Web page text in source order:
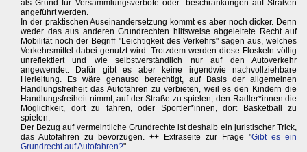
als Grund für Versammlungsverbote oder -beschränkungen auf Straßen
angeführt werden.
In der praktischen Auseinandersetzung kommt es aber noch dicker. Denn
weder das aus anderen Grundrechten hilfsweise abgeleitete Recht auf
Mobilität noch der Begriff "Leichtigkeit des Verkehrs" sagen aus, welches
Verkehrsmittel dabei genutzt wird. Trotzdem werden diese Floskeln völlig
unreflektiert und wie selbstverständlich nur auf den Autoverkehr
angewendet. Dafür gibt es aber keine irgendwie nachvollziehbare
Herleitung. Es wäre genauso berechtigt, auf Basis der allgemeinen
Handlungsfreiheit das Autofahren zu verbieten, weil es den Kindern die
Handlungsfreiheit nimmt, auf der Straße zu spielen, den Radler*innen die
Möglichkeit, dort zu fahren, oder Sportler*innen, dort Basketball zu
spielen.
Der Bezug auf vermeintliche Grundrechte ist deshalb ein juristischer Trick,
das Autofahren zu bevorzugen. ++ Extraseite zur Frage "Gibt es ein
Grundrecht auf Autofahren?"